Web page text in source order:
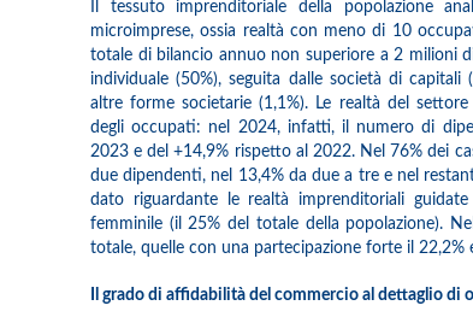
Il tessuto imprenditoriale della popolazione
microimprese, ossia realtà con meno di 10
totale di bilancio annuo non superiore a 2 milioni
individuale (50%), seguita dalle società di
altre forme societarie (1,1%). Le realtà del
degli occupati: nel 2024, infatti, il numero di
2023 e del +14,9% rispetto al 2022. Nel 76% dei
due dipendenti, nel 13,4% da due a tre e nel
dato riguardante le realtà imprenditoriali
femminile (il 25% del totale della popolazione).
totale, quelle con una partecipazione forte il 22,2%
Il grado di affidabilità del commercio al dettaglio di